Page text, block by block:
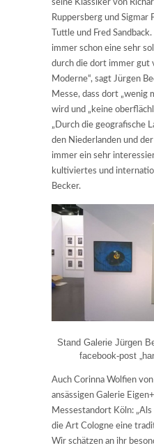
seine Klassiker von
Ruppersberg und Sigmar
Tuttle und Fred
immer schon eine sehr
durch die dort immer gut
Moderne“, sagt Jürgen
Messe, dass dort „wenig
wird und „keine
„Durch die geografische
den Niederlanden und
immer ein sehr
kultiviertes und
Becker.
Stand Galerie Jürgen
facebook-post
Auch Corinna Wolfien
ansässigen Galerie
Messestandort Köln:
die Art Cologne eine
Wir schätzen an ihr